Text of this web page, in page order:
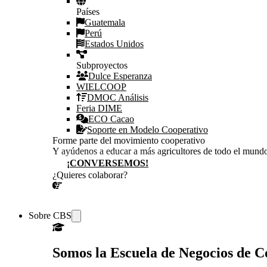
Países
Guatemala
Perú
Estados Unidos
Subproyectos
Dulce Esperanza
WIELCOOP
DMOC Análisis
Feria DIME
ECO Cacao
Soporte en Modelo Cooperativo
Forme parte del movimiento cooperativo
Y ayúdenos a educar a más agricultores de todo el
¡CONVERSEMOS!
¿Quieres colaborar?
Sobre CBS
Somos la Escuela de Negocios de